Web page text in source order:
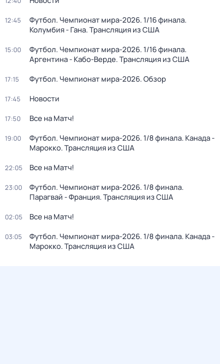
12:45
Футбол. Чемпионат мира-2026. 1/16 финала.
Колумбия - Гана. Трансляция из США
15:00
Футбол. Чемпионат мира-2026. 1/16 финала.
Аргентина - Кабо-Верде. Трансляция из США
17:15 Футбол. Чемпионат мира-2026. Обзор
17:45 Новости
17:50 Все на Матч!
19:00
Футбол. Чемпионат мира-2026. 1/8 финала. Канада -
Марокко. Трансляция из США
22:05 Все на Матч!
23:00
Футбол. Чемпионат мира-2026. 1/8 финала.
Парагвай - Франция. Трансляция из США
02:05 Все на Матч!
03:05
Футбол. Чемпионат мира-2026. 1/8 финала. Канада -
Марокко. Трансляция из США